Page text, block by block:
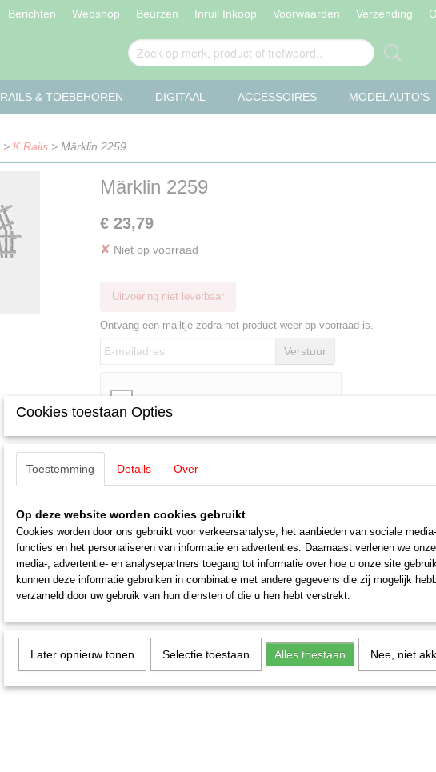
Berichten Webshop Beurzen Inruil Inkoop Voorwaarden Verzending
RAILS & TOEBEHOREN DIGITAAL ACCESSOIRES MODELAUTO'S
> K Rails > Märklin 2259
Märklin 2259
€ 23,79
✘ Niet op voorraad
Uitvoering niet leverbaar
Ontvang een mailtje zodra het product weer op voorraad is.
Verstuur
Specificaties
Kruising.Hoek met kruisende spoor 22° 30'. Lengte van de rail 168,9 mm.
Cookies toestaan Opties
Toestemming Details Over
Op deze website worden cookies gebruikt
Cookies worden door ons gebruikt voor verkeersanalyse, het aanbieden van sociale media-
functies en het personaliseren van informatie en advertenties. Daarnaast verlenen we
media-, advertentie- en analysepartners toegang tot informatie over hoe u onze site
kunnen deze informatie gebruiken in combinatie met andere gegevens die zij mogelijk
verzameld door uw gebruik van hun diensten of die u hen hebt verstrekt.
Later opnieuw tonen Selectie toestaan Alles toestaan Nee, niet